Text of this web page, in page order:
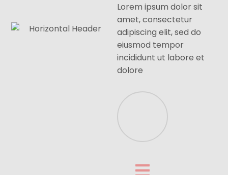
Lorem ipsum dolor sit
amet, consectetur
adipiscing elit, sed do
eiusmod tempor
incididunt ut labore et
dolore